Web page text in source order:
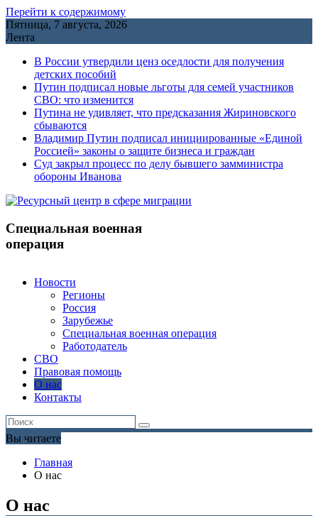
Перейти к содержимому
Пятница, 7 августа, 2026
Лента
В России утвердили ценз оседлости для получения
детских пособий
Путин подписал новые льготы для семей участников
СВО: что изменится
Путина не удивляет, что предсказания Жириновского
сбываются
Владимир Путин подписал инициированные «Единой
Россией» законы о защите бизнеса и граждан
Cуд закрыл процесс по делу бывшего замминистра
обороны Иванова
Специальная военная
операция
Новости
Регионы
Россия
Зарубежье
Специальная военная операция
Работодатель
СВО
Правовая помощь
О нас
Контакты
Вы читаете
Главная
О нас
О нас